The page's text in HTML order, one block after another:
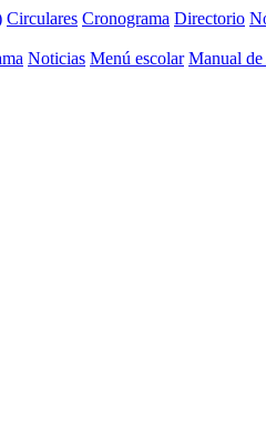
Circulares Cronograma Directorio
Noticias Menú escolar Manual